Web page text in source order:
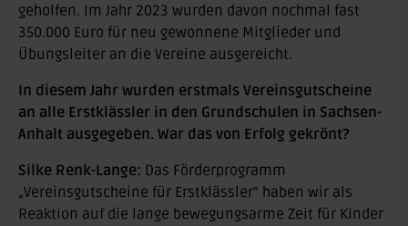
geholfen. Im Jahr 2023 wurden davon nochmal fast
350.000 Euro für neu gewonnene Mitglieder und
Übungsleiter an die Vereine ausgereicht.
In diesem Jahr wurden erstmals Vereinsgutscheine
an alle Erstklässler in den Grundschulen in Sachsen-
Anhalt ausgegeben. War das von Erfolg gekrönt?
Silke Renk-Lange: Das Förderprogramm
„Vereinsgutscheine für Erstklässler“ haben wir als
Reaktion auf die lange bewegungsarme Zeit für Kinder